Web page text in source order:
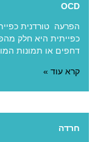
OCD
כפייתית היא חלק
דחפים או תמונות
קרא עוד »
חרדה